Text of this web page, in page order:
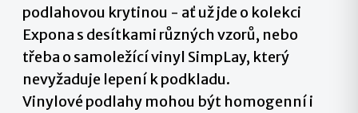
podlahovou krytinou - ať už jde o kolekci
Expona s desítkami různých vzorů, nebo
třeba o samoležící vinyl SimpLay, který
nevyžaduje lepení k podkladu.
Vinylové podlahy mohou být homogenní i